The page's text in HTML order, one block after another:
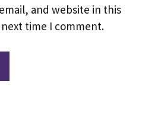
and website in this
time I comment.